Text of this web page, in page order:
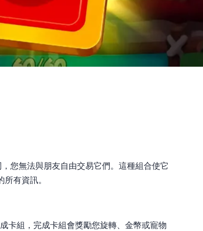
您無法與朋友自由交易它們。這種組合使它
有資訊。
卡組，完成卡組會獎勵您旋轉、金幣或寵物